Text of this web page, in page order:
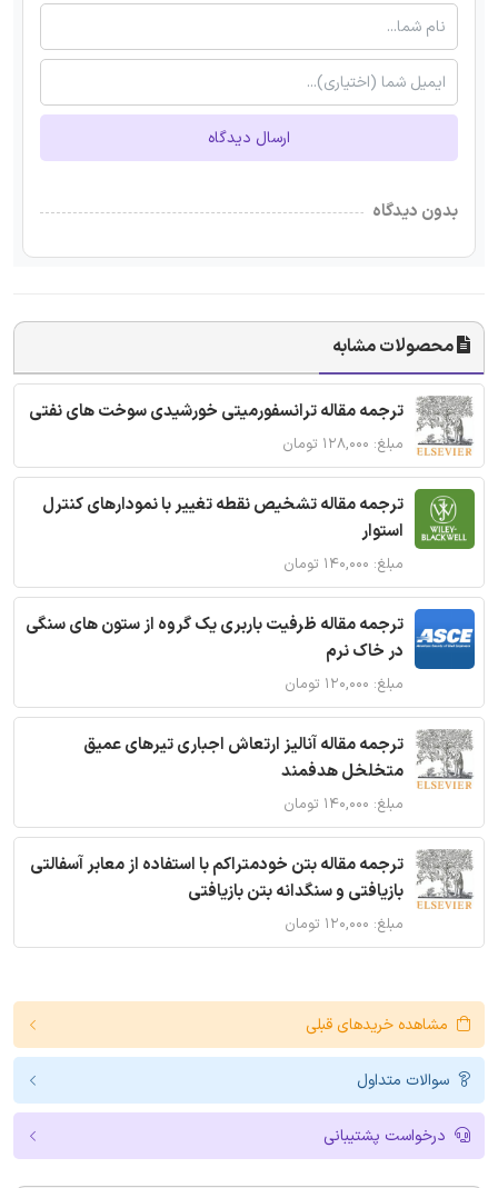
ارسال دیدگاه
بدون دیدگاه
محصولات مشابه
ترجمه مقاله ترانسفورمیتی خورشیدی سوخت های نفتی
مبلغ: ۱۲۸,۰۰۰ تومان
ترجمه مقاله تشخیص نقطه تغییر با نمودارهای کنترل
استوار
مبلغ: ۱۴۰,۰۰۰ تومان
ترجمه مقاله ظرفیت باربری یک گروه از ستون های سنگی
در خاک نرم
مبلغ: ۱۲۰,۰۰۰ تومان
ترجمه مقاله آنالیز ارتعاش اجباری تیرهای عمیق
متخلخل هدفمند
مبلغ: ۱۴۰,۰۰۰ تومان
ترجمه مقاله بتن خودمتراکم با استفاده از معابر آسفالتی
بازیافتی و سنگدانه بتن بازیافتی
مبلغ: ۱۲۰,۰۰۰ تومان
مشاهده خریدهای قبلی
سوالات متداول
درخواست پشتیبانی